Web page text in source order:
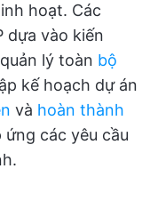
hoạt. Các
dựa vào kiến
lý toàn bộ
kế hoạch dự án
và hoàn thành
các yêu cầu